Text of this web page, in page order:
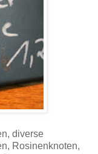
diverse
Rosinenknoten,